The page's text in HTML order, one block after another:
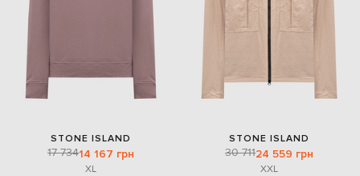
STONE ISLAND
17 73414 167 грн
XL
STONE ISLAND
30 71124 559 грн
XXL